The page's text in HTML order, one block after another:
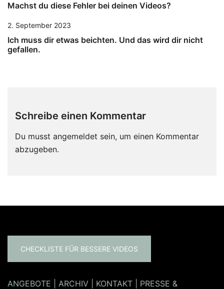
Machst du diese Fehler bei deinen Videos?
2. September 2023
Ich muss dir etwas beichten. Und das wird dir nicht
gefallen.
Schreibe einen Kommentar
Du musst angemeldet sein, um einen Kommentar
abzugeben.
CHECKLISTE FÜR BESSERE VIDEOS
ANGEBOTE ARCHIV KONTAKT PRESSE &